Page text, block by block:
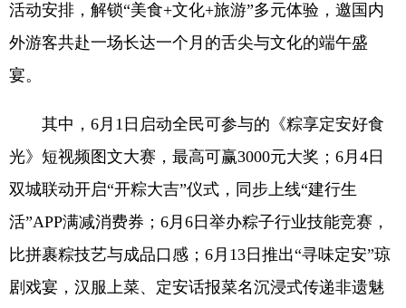
活动安排，解锁“美食+文化+旅游”多元体验，邀国内
外游客共赴一场长达一个月的舌尖与文化的端午盛
宴。
其中，6月1日启动全民可参与的《粽享定安好食
光》短视频图文大赛，最高可赢3000元大奖；6月4日
双城联动开启“开粽大吉”仪式，同步上线“建行生
活”APP满减消费券；6月6日举办粽子行业技能竞赛，
比拼裹粽技艺与成品口感；6月13日推出“寻味定安”琼
剧戏宴，汉服上菜、定安话报菜名沉浸式传递非遗魅